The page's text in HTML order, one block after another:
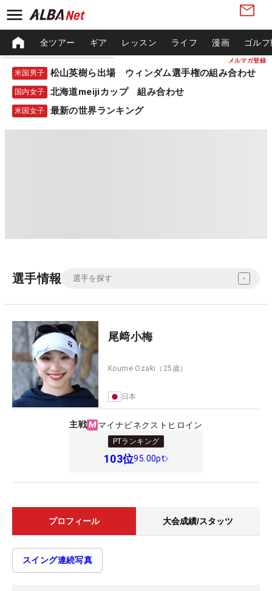
メルマガ登録
全ツアー ギア レッスン ライフ 漫画 ゴル
米国男子 松山英樹ら出場 ウィンダム選手権の組み合わせ
国内女子 北海道meijiカップ 組み合わせ
米国女子 最新の世界ランキング
選手情報
尾﨑小梅
Koume Ozaki （25歳）
日本
主戦 マイナビネクストヒロイン
PTランキング
103位95.00pt
プロフィール 大会成績/スタッツ
スイング連続写真